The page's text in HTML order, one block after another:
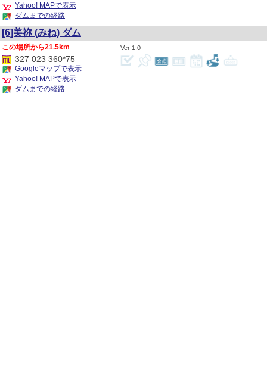
Yahoo! MAPで表示
ダムまでの経路
[6]美祢(みね) ダム
1.0
21.5km
327 023 360*75
Googleマップで表示
Yahoo! MAPで表示
ダムまでの経路